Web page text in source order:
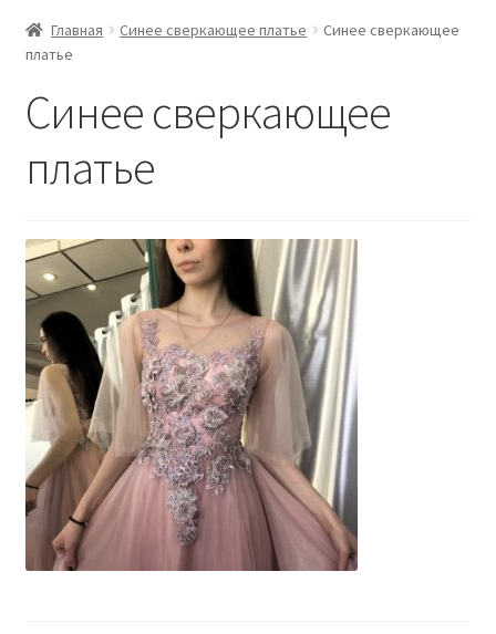
Главная Синее сверкающее платье
Синее сверкающее
платье
Синее сверкающее
платье